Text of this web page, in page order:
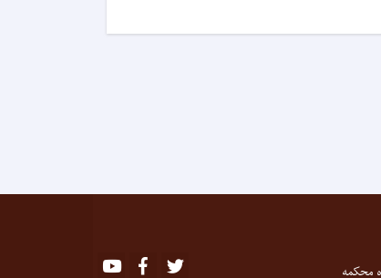
محکمه Youtube Facebook